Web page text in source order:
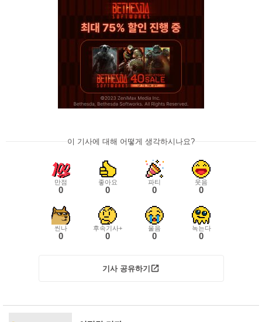
이 기사에 대해 어떻게 생각하시나요?
만점
0
좋아요
0
파티
0
웃음
0
씬나
0
후속기사+
0
울음
0
녹는다
0
기사 공유하기